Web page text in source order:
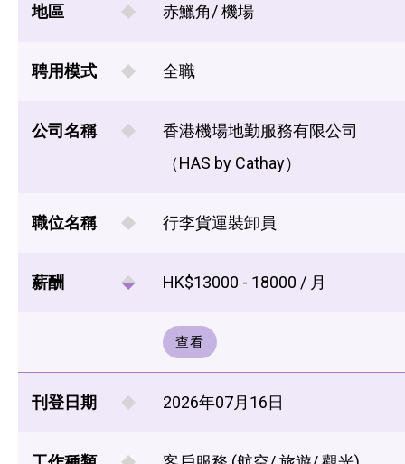
地區 赤鱲角/ 機場
聘用模式 全職
公司名稱
香港機場地勤服務有限公司
（HAS by Cathay）
職位名稱 行李貨運裝卸員
薪酬 HK$13000 - 18000 / 月
查看
刊登日期 2026年07月16日